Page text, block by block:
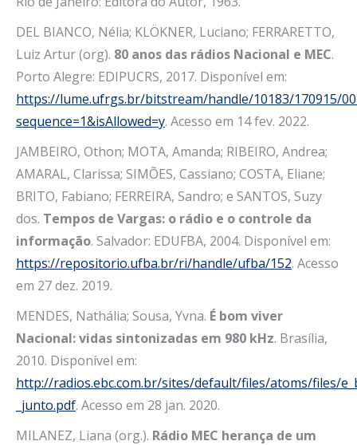
DEL BIANCO, Nélia; KLÖKNER, Luciano; FERRARETTO,
Luiz Artur (org). 80 anos das rádios Nacional e MEC.
Porto Alegre: EDIPUCRS, 2017. Disponível em:
https://lume.ufrgs.br/bitstream/handle/10183/170915/
sequence=1&isAllowed=y. Acesso em 14 fev. 2022.
JAMBEIRO, Othon; MOTA, Amanda; RIBEIRO, Andrea;
AMARAL, Clarissa; SIMÕES, Cassiano; COSTA, Eliane;
BRITO, Fabiano; FERREIRA, Sandro; e SANTOS, Suzy
dos. Tempos de Vargas: o rádio e o controle da
informação. Salvador: EDUFBA, 2004. Disponível em:
https://repositorio.ufba.br/ri/handle/ufba/152. Acesso
em 27 dez. 2019.
MENDES, Nathália; Sousa, Yvna. É bom viver
Nacional: vidas sintonizadas em 980 kHz. Brasília,
2010. Disponível em:
http://radios.ebc.com.br/sites/default/files/atoms/files/
_junto.pdf. Acesso em 28 jan. 2020.
MILANEZ, Liana (org.). Rádio MEC herança de um